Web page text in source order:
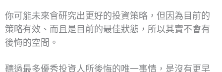
你可能未來會研究出更好的投資策略，但因為目前的
策略有效、而且是目前的最佳狀態，所以其實不會有
後悔的空間。
聽過最多優秀投資人所後悔的唯一事情，是沒有更早